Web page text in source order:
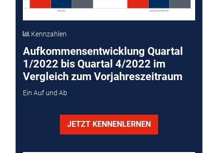
Kennzahlen
Aufkommensentwicklung Quartal
1/2022 bis Quartal 4/2022 im
Vergleich zum Vorjahreszeitraum
Ein Auf und Ab
JETZT KENNENLERNEN